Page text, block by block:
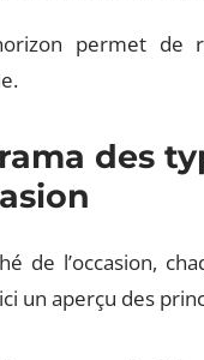
permet de
des
de l’occasion,
un aperçu des